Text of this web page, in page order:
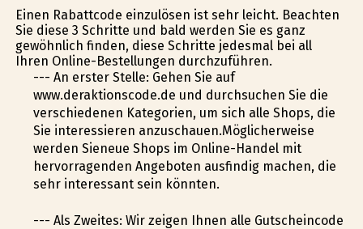
Einen Rabattcode einzulösen ist sehr leicht. Beachten
Sie diese 3 Schritte und bald werden Sie es ganz
gewöhnlich finden, diese Schritte jedesmal bei all
Ihren Online-Bestellungen durchzuführen.
--- An erster Stelle: Gehen Sie auf
www.deraktionscode.de und durchsuchen Sie die
verschiedenen Kategorien, um sich alle Shops, die
Sie interessieren anzuschauen.Möglicherweise
werden Sieneue Shops im Online-Handel mit
hervorragenden Angeboten ausfindig machen, die
sehr interessant sein könnten.
--- Als Zweites: Wir zeigen Ihnen alle Gutscheincode